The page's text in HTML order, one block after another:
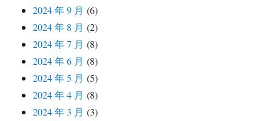
2024 年 9 月 (6)
2024 年 8 月 (2)
2024 年 7 月 (8)
2024 年 6 月 (8)
2024 年 5 月 (5)
2024 年 4 月 (8)
2024 年 3 月 (3)